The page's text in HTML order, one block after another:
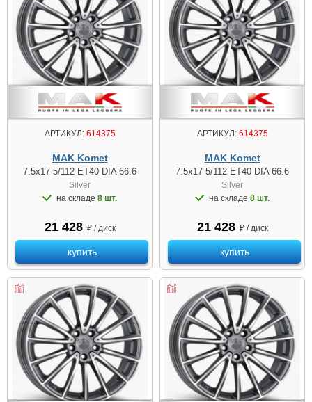
АРТИКУЛ:614375
MAK Komet
7.5x17 5/112 ET40 DIA 66.6
Silver
на складе 8 шт.
21 428 ₽ / диск
купить
АРТИКУЛ:614375
MAK Komet
7.5x17 5/112 ET40 DIA 66.6
Silver
на складе 8 шт.
21 428 ₽ / диск
купить